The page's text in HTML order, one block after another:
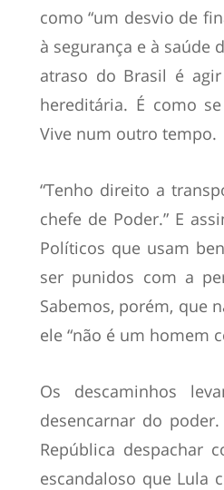
como “um desvio de
à segurança e à saúde
atraso do Brasil é
hereditária. É como
Vive num outro tempo.
“Tenho direito a
chefe de Poder.” E
Políticos que usam
ser punidos com a
Sabemos, porém, que
ele “não é um homem
Os descaminhos
desencarnar do
República despachar
escandaloso que Lula